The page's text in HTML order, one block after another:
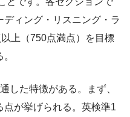
ィング・リスニング・ラ
上（750点満点）を目標
した特徴がある。まず、
が挙げられる。英検準1